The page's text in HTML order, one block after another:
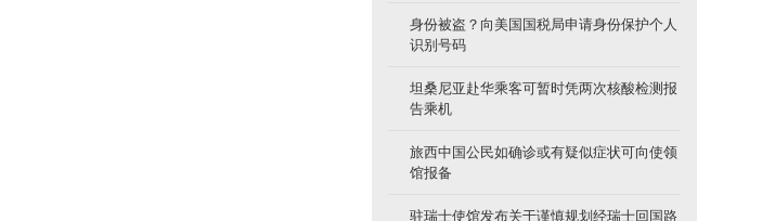
身份被盗？向美国国税局申请身份保护个人
识别号码
坦桑尼亚赴华乘客可暂时凭两次核酸检测报
告乘机
旅西中国公民如确诊或有疑似症状可向使领
馆报备
驻瑞士使馆发布关于谨慎规划经瑞士回国路